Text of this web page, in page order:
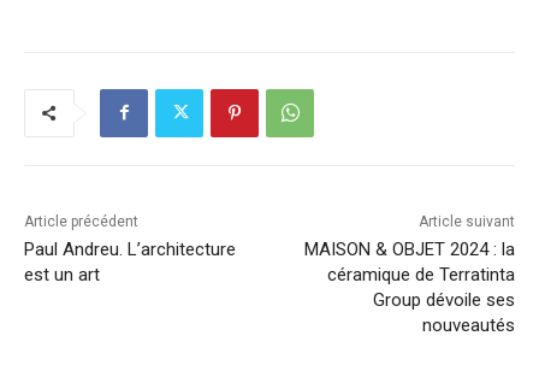
Article précédent
Paul Andreu. L’architecture
est un art
Article suivant
MAISON & OBJET 2024 : la
céramique de Terratinta
Group dévoile ses
nouveautés